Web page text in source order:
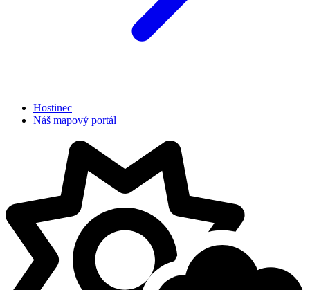
Hostinec
Náš mapový portál